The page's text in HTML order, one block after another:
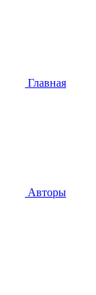
Главная
Авторы